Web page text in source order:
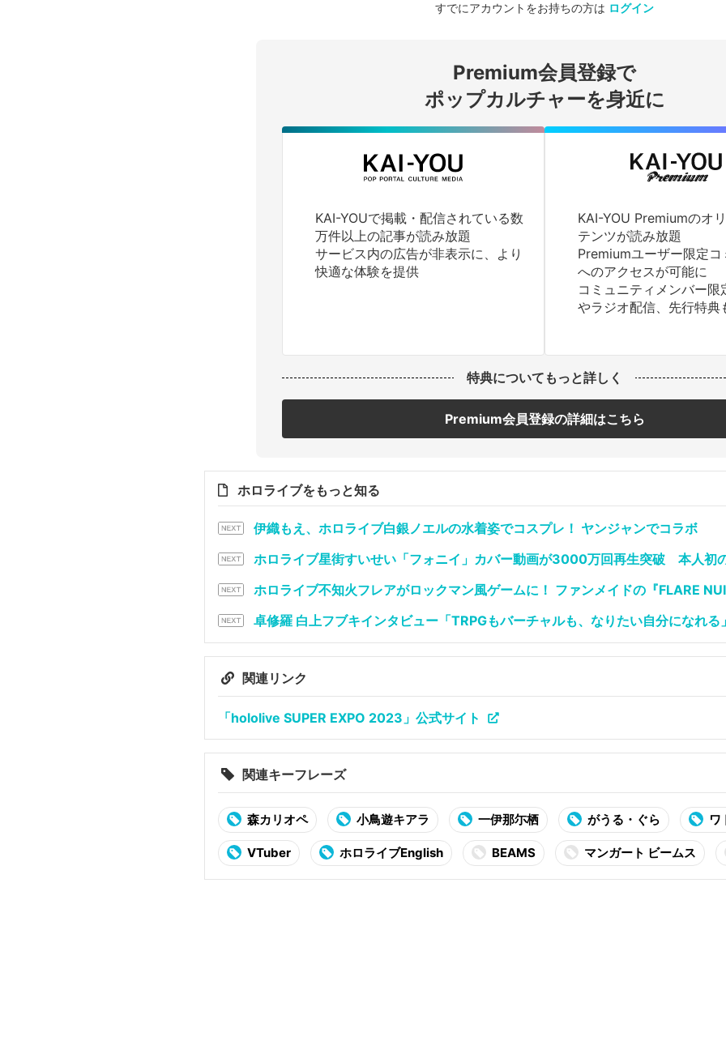
ログインする
すでにアカウントをお持ちの方は ログイン
Premium会員登録で
ポップカルチャーを身近に
KAI-YOUで掲載・配信されている数
万件以上の記事が読み放題
サービス内の広告が非表示に、より
快適な体験を提供
KAI-YOU Premiumのオ
テンツが読み放題
Premiumユーザー限定コ
へのアクセスが可能に
コミュニティメンバー限
やラジオ配信、先行特典
特典についてもっと詳しく
Premium会員登録の詳細はこちら
ホロライブをもっと知る
伊織もえ、ホロライブ白銀ノエルの水着姿でコスプレ！ ヤンジャンでコラボ
ホロライブ星街すいせい「フォニイ」カバー動画が3000万回再生突破 本人初
ホロライブ不知火フレアがロックマン風ゲームに！ ファンメイドの『FLARE
卓修羅 白上フブキインタビュー「TRPGもバーチャルも、なりたい自分になれる
関連リンク
「hololive SUPER EXPO 2023」公式サイト
関連キーフレーズ
森カリオペ 小鳥遊キアラ 一伊那尓栖 がうる・ぐら ワ
VTuber ホロライブEnglish BEAMS マンガート ビームス